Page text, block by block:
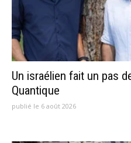
Un israélien fait un pas
Quantique
publié le 6 août 2026